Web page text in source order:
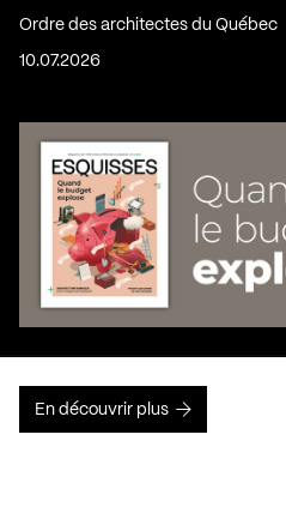
Ordre des architectes du Québec
10.07.2026
En découvrir plus